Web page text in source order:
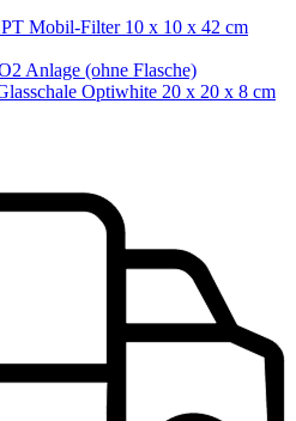
Mobil-Filter 10 x 10 x 42 cm
Anlage (ohne Flasche)
Optiwhite 20 x 20 x 8 cm